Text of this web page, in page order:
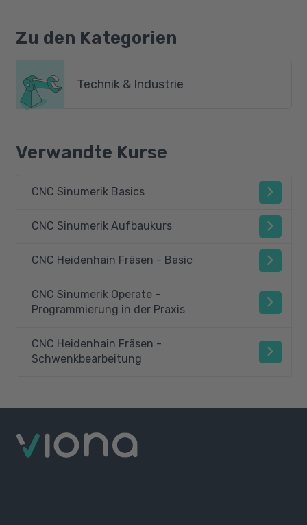
Zu den Kategorien
Technik & Industrie
Verwandte Kurse
CNC Sinumerik Basics
CNC Sinumerik Aufbaukurs
CNC Heidenhain Fräsen - Basic
CNC Sinumerik Operate -
Programmierung in der Praxis
CNC Heidenhain Fräsen -
Schwenkbearbeitung